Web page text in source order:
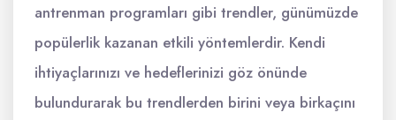
antrenman programları gibi trendler, günümüzde
popülerlik kazanan etkili yöntemlerdir. Kendi
ihtiyaçlarınızı ve hedeflerinizi göz önünde
bulundurarak bu trendlerden birini veya birkaçını